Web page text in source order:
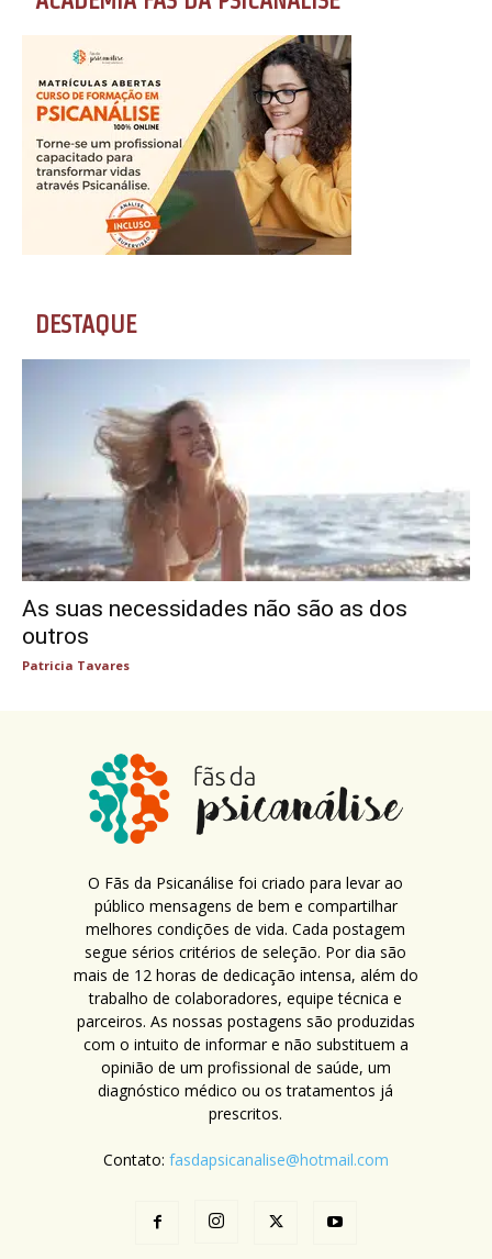
DESTAQUE
As suas necessidades não são as dos
outros
Patricia Tavares
O Fãs da Psicanálise foi criado para levar ao
público mensagens de bem e compartilhar
melhores condições de vida. Cada postagem
segue sérios critérios de seleção. Por dia são
mais de 12 horas de dedicação intensa, além do
trabalho de colaboradores, equipe técnica e
parceiros. As nossas postagens são produzidas
com o intuito de informar e não substituem a
opinião de um profissional de saúde, um
diagnóstico médico ou os tratamentos já
prescritos.
Contato: fasdapsicanalise@hotmail.com